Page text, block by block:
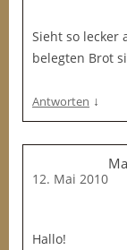
Sieht so lecker
belegten Brot
Antworten ↓
12. Mai 2010
Hallo!